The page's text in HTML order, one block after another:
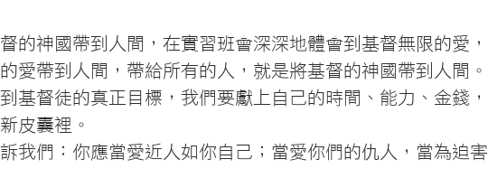
的神國帶到人間，在實習班會深深地體會到基督無限的愛，
愛帶到人間，帶給所有的人，就是將基督的神國帶到人間。
基督徒的真正目標，我們要獻上自己的時間、能力、金錢，
皮囊裡。
我們：你應當愛近人如你自己；當愛你們的仇人，當為迫害